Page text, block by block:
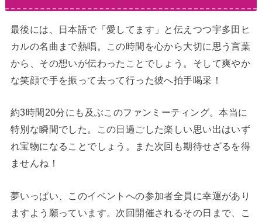
最後には、日本語で「愛してます」と伝えつつ宇多田ヒ
カルの名曲まで熱唱。この時間を心から大切に思う言葉
から、その想いが伝わったことでしょう。そして爽やか
な笑顔で手を振って去って行った彼へ拍手喝采！
約3時間20分にも及ぶこのファンミーティング。本当に
特別な瞬間でした。この日過ごした楽しい思い出はいず
れ宝物になることでしょう。また次回も期待せざるを得
ませんね！
夢いっぱい、このイベントへの参加者全員に幸運があり
ますよう願っています。次回開催されるその日まで、こ